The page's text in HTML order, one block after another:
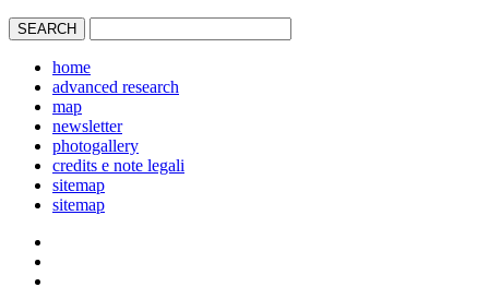
home
advanced research
map
newsletter
photogallery
credits e note legali
sitemap
sitemap